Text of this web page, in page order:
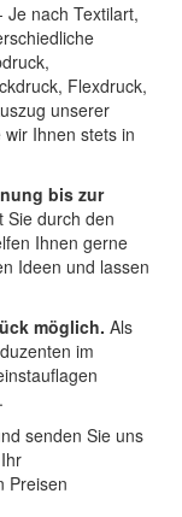
Je nach Textilart,
Flexdruck,
unserer
Ihnen stets in
bis zur
Sie durch den
Ihnen gerne
Ideen und lassen
möglich. Als
im
senden Sie uns
Preisen